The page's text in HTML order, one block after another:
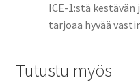
ICE-1:stä
tarjoaa hyvää
Tutustu myös